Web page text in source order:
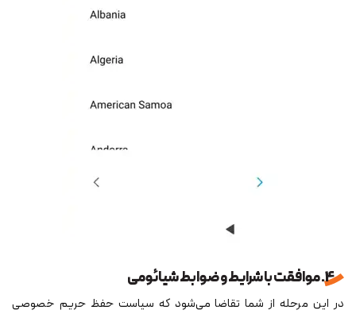
4. موافقت با شرایط و ضوابط شیائومی
در این مرحله از شما تقاضا می‌شود که سیاست حفظ حریم خصوصی